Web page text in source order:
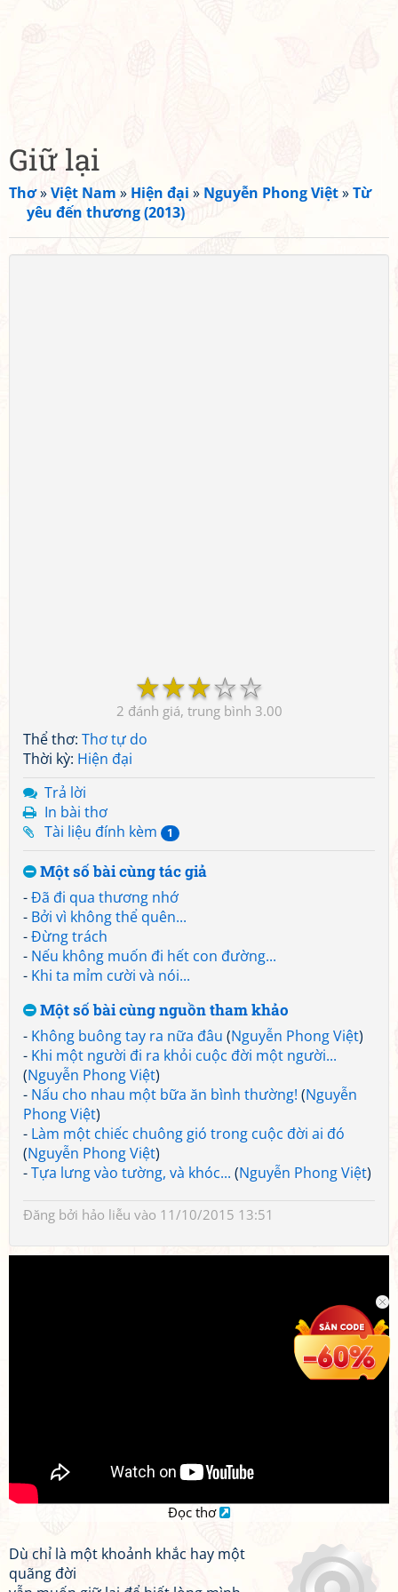
Giữ lại
Thơ»Việt Nam » Hiện đại » Nguyễn Phong Việt»Từ
yêu đến thương (2013)
☆
☆
☆
☆
☆
2 3.00
Thể thơ: Thơ tự do
Thời kỳ: Hiện đại
Trả lời
In bài thơ
Tài liệu đính kèm
1
Một số bài cùng tác giả
-Đã đi qua thương nhớ
- Bởi vì không thể quên...
-Đừng trách
- Nếu không muốn đi hết con đường...
- Khi ta mỉm cười và nói...
Một số bài cùng nguồn tham khảo
- Không buông tay ra nữa đâu (Nguyễn Phong Việt)
- Khi một người đi ra khỏi cuộc đời một người...
(Nguyễn Phong Việt)
- Nấu cho nhau một bữa ăn bình thường! (Nguyễn
Phong Việt)
- Làm một chiếc chuông gió trong cuộc đời ai đó
(Nguyễn Phong Việt)
-Tựa lưng vào tường, và khóc... (Nguyễn Phong Việt)
Đăng bởi hảo liễu vào 11/10/2015 13:51
Đọc thơ
Dù chỉ là một khoảnh khắc hay một
quãng đời